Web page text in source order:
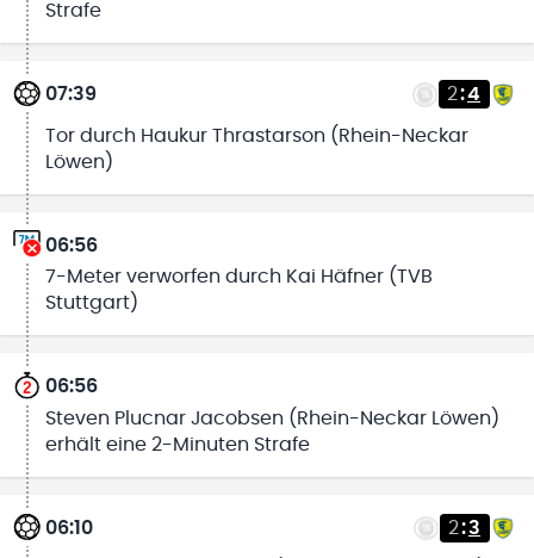
Strafe
07:39 2:4
Tor durch Haukur Thrastarson (Rhein-Neckar
Löwen)
06:56
7-Meter verworfen durch Kai Häfner (TVB
Stuttgart)
06:56
Steven Plucnar Jacobsen (Rhein-Neckar Löwen)
erhält eine 2-Minuten Strafe
06:10 2:3